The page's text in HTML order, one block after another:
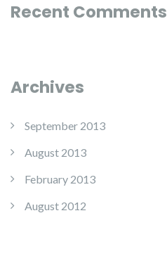
Recent Comments
Archives
September 2013
August 2013
February 2013
August 2012